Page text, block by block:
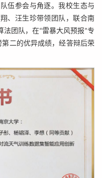
伍参会与角逐。我校生态与
、汪生珍带领团队，联合南
团队，在“雷暴大风预报”专
二的优异成绩，经答辩后荣